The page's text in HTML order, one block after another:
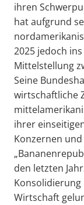
ihren
hat aufgrund
2025 jedoch
Mittelstellung
Seine
wirtschaftliche
ihrer
Konzernen
den letzten
Wirtschaft